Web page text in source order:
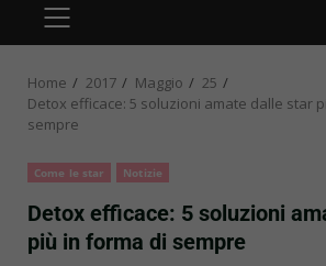
PRIMARY
MENU
Home 2017 Maggio
25
Detox efficace: 5 soluzioni amate dalle star
sempre
Come le star Notizie
Detox efficace: 5 soluzioni
più in forma di sempre